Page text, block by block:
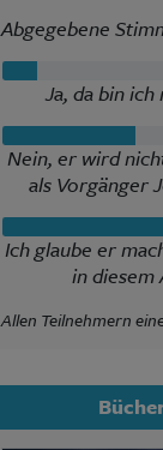
Abgegebene
Ja, da bin
Nein, er wird
als Vorgänger
Ich glaube er
in diesem
Allen Teilnehmern